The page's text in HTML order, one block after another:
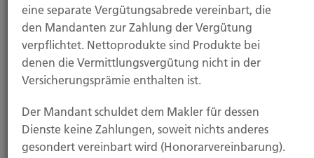
4. Aufsichtsbehörde
Südwestfälische Industrie- und
Handelskammer zu Hagen
eine separate Vergütungsabrede vereinbart, die
den Mandanten zur Zahlung der Vergütung
verpflichtet. Nettoprodukte sind Produkte bei
denen die Vermittlungsvergütung nicht in der
Versicherungsprämie enthalten ist.
Der Mandant schuldet dem Makler für dessen
Dienste keine Zahlungen, soweit nichts anderes
gesondert vereinbart wird (Honorarvereinbarung).